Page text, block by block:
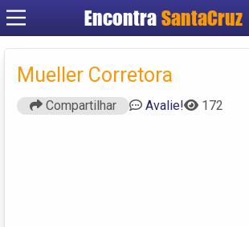
Encontra
Cadastrar
Criar conta
Mueller Corretora
Compartilhar Avalie! 172